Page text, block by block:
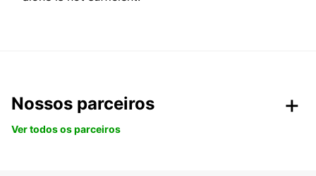
Nossos parceiros
Ver todos os parceiros